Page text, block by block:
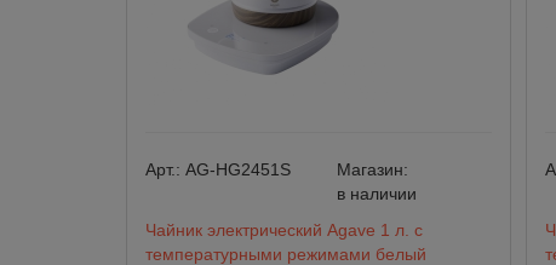
Арт.: AG-HG2451S
Магазин:
в наличии
Чайник электрический Agave 1 л. c
температурными режимами белый